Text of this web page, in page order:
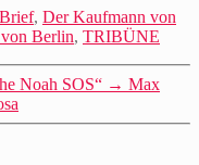
Brief, Der Kaufmann von
Berlin, TRIBÜNE
Noah SOS“ → Max